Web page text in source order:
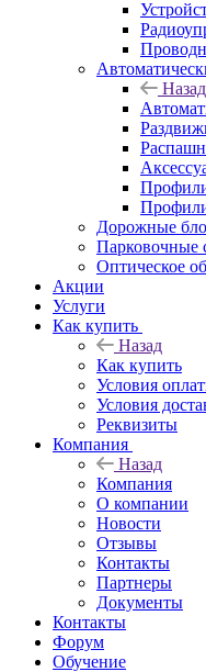
Назад
Дорожные
Парковочные
Оптическое
Акции
Услуги
Как купить
Назад
Как купить
Условия
Условия
Реквизиты
Компания
Назад
Компания
О компании
Новости
Отзывы
Контакты
Партнеры
Документы
Контакты
Форум
Обучение